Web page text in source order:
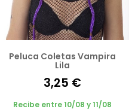
Peluca Coletas Vampira
Lila
3,25 €
Recibe entre 10/08 y 11/08